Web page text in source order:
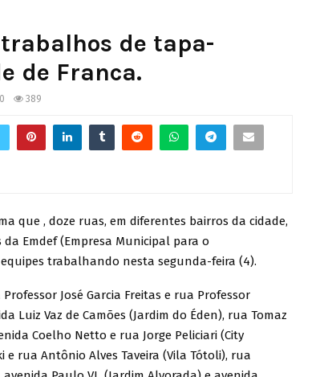
de tapa-
de Franca.
0 389
que , doze ruas, em diferentes bairros da cidade,
Emdef (Empresa Municipal para o
trabalhando nesta segunda-feira (4).
José Garcia Freitas e rua Professor
Luiz Vaz de Camões (Jardim do Éden), rua Tomaz
Coelho Netto e rua Jorge Peliciari (City
rua Antônio Alves Taveira (Vila Tótoli), rua